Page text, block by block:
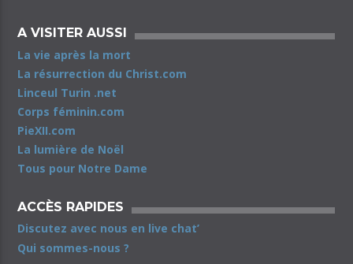
A VISITER AUSSI
La vie après la mort
La résurrection du Christ.com
Linceul Turin .net
Corps féminin.com
PieXII.com
La lumière de Noël
Tous pour Notre Dame
ACCÈS RAPIDES
Discutez avec nous en live chat’
Qui sommes-nous ?